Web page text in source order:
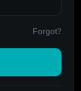
Forgot?